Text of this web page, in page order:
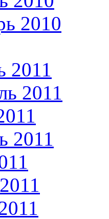
2010
2011
2011
2011